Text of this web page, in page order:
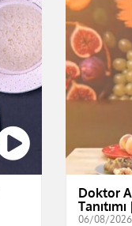
Doktor
06/08/2026